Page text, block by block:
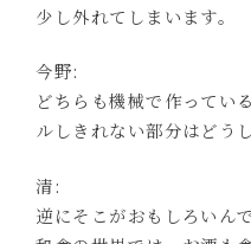
少し外れてしまいます。
今野:
どちらも機械で作ってい
ルしきれない部分はどう
清:
逆にそこがおもしろいん